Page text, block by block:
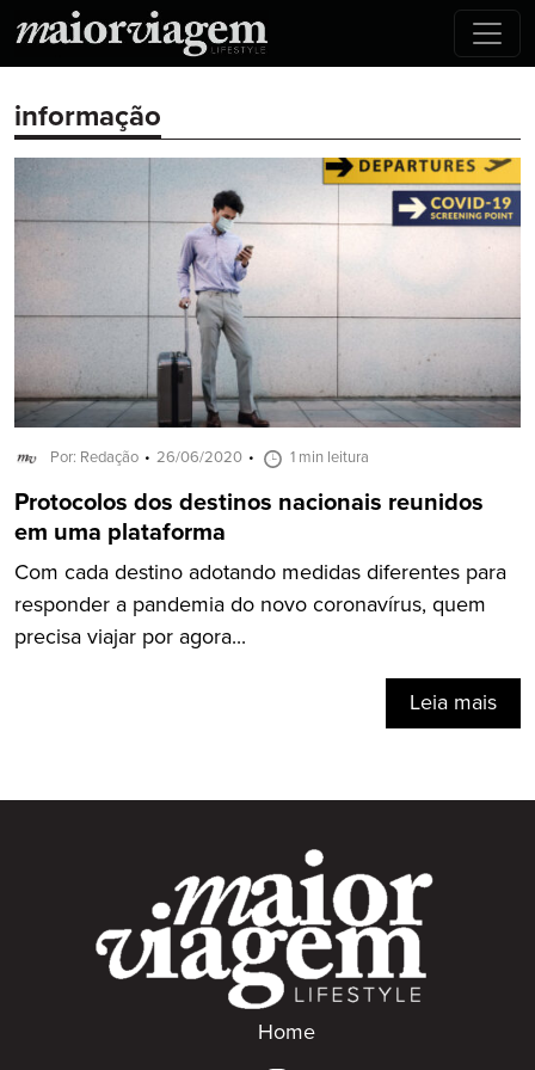
informação
Por: Redação 26/06/2020 1 min leitura
Protocolos dos destinos nacionais reunidos
em uma plataforma
Com cada destino adotando medidas diferentes para
responder a pandemia do novo coronavírus, quem
precisa viajar por agora...
Leia mais
Home